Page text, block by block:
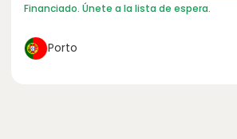
Financiado. Únete a la lista de espera.
Porto